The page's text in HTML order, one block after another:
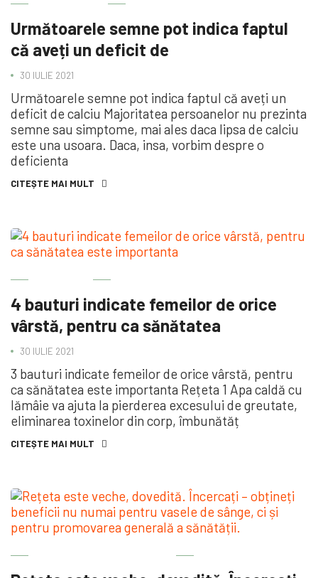
Următoarele semne pot indica faptul
că aveți un deficit de
30 IULIE 2021
Următoarele semne pot indica faptul că aveți un
deficit de calciu Majoritatea persoanelor nu prezinta
semne sau simptome, mai ales daca lipsa de calciu
este una usoara. Daca, insa, vorbim despre o
deficienta
CITEȘTE MAI MULT
4 bauturi indicate femeilor de orice
vârstă, pentru ca sănătatea
30 IULIE 2021
3 bauturi indicate femeilor de orice vârstă, pentru
ca sănătatea este importanta Rețeta 1 Apa caldă cu
lămâie va ajuta la pierderea excesului de greutate,
eliminarea toxinelor din corp, îmbunătăț
CITEȘTE MAI MULT